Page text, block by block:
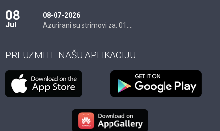
08
Jul
08-07-2026
Azurirani su strimovi za: 01....
PREUZMITE NAŠU APLIKACIJU